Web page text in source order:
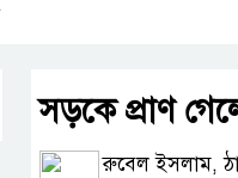
সড়কে প্রাণ
রুবেল ইসলাম,